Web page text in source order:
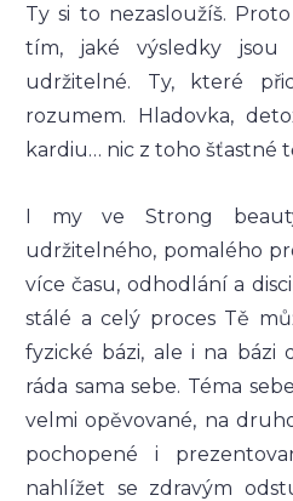
Ty si to nezasloužíš.
tím, jaké výsledky jsou
udržitelné. Ty, které
rozumem. Hladovka,
kardiu… nic z toho šťastné
I my ve Strong
udržitelného, pomalého
více času, odhodlání a
stálé a celý proces Tě
fyzické bázi, ale i na bázi
ráda sama sebe. Téma
velmi opěvované, na
pochopené i
nahlížet se zdravým